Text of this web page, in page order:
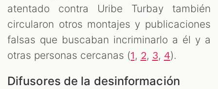
atentado contra Uribe Turbay también
circularon otros montajes y publicaciones
falsas que buscaban incriminarlo a él y a
otras personas cercanas (1, 2, 3, 4).
Difusores de la desinformación